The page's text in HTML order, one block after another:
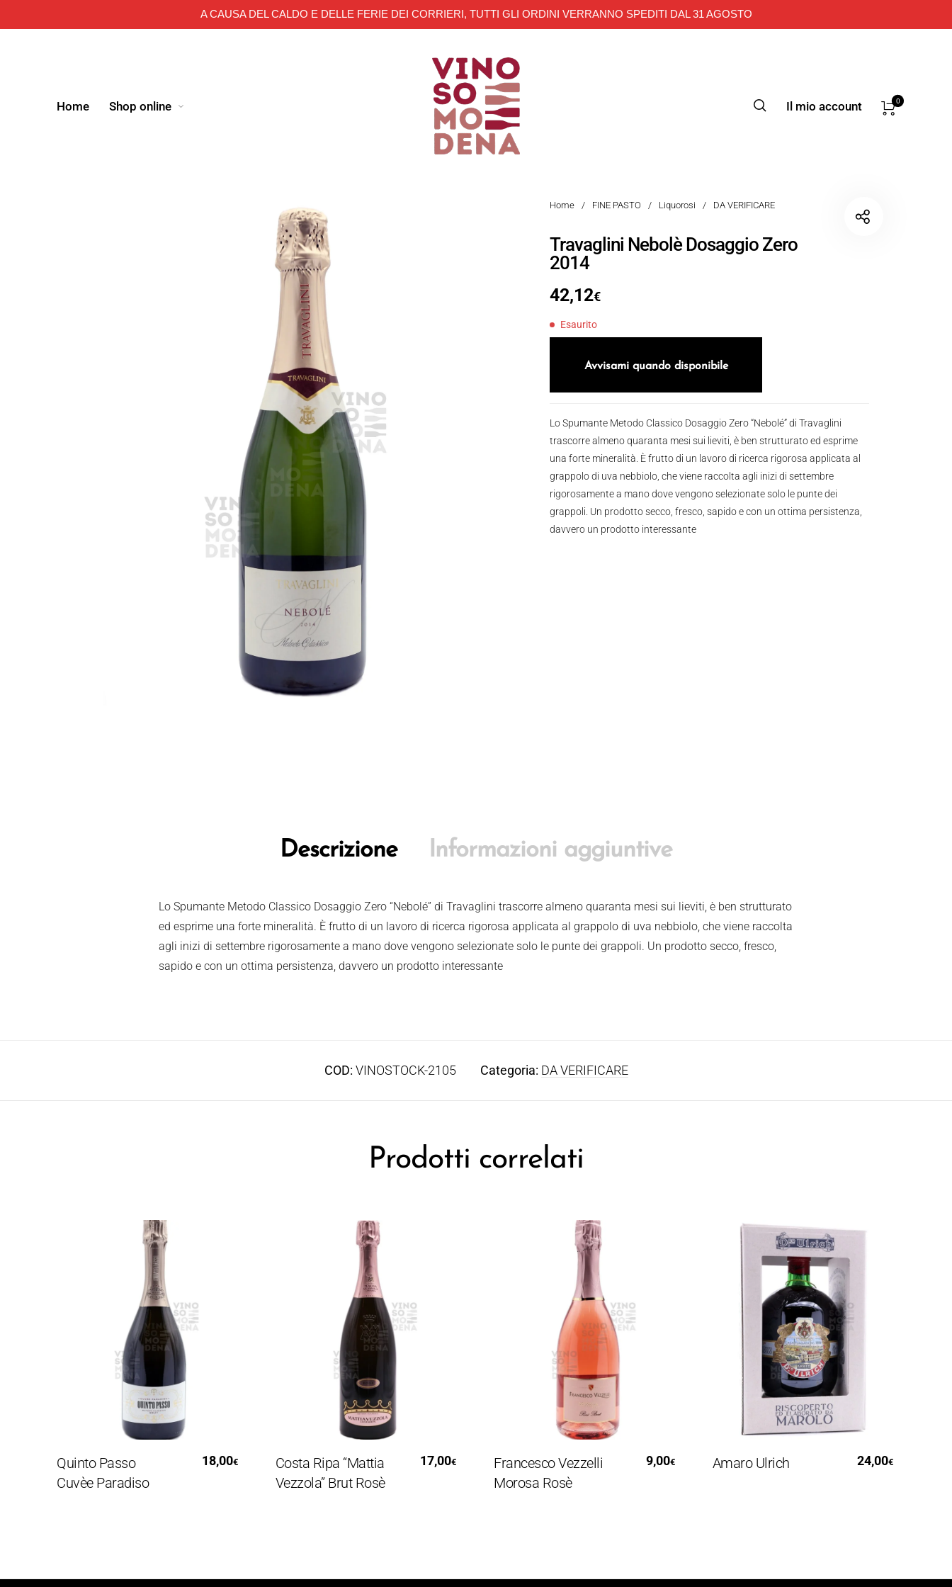
A CAUSA DEL CALDO E DELLE FERIE DEI CORRIERI, TUTTI GLI ORDINI VERRANNO SPEDITI DAL 31 AGOSTO
Home Shop online Il mio account 0
Home / FINE PASTO / Liquorosi / DA VERIFICARE
Travaglini Nebolè Dosaggio Zero
2014
42,12€
Esaurito
Avvisami quando disponibile
Lo Spumante Metodo Classico Dosaggio Zero “Nebolé” di Travaglini
trascorre almeno quaranta mesi sui lieviti, è ben strutturato ed esprime
una forte mineralità. È frutto di un lavoro di ricerca rigorosa applicata al
grappolo di uva nebbiolo, che viene raccolta agli inizi di settembre
rigorosamente a mano dove vengono selezionate solo le punte dei
grappoli. Un prodotto secco, fresco, sapido e con un ottima persistenza,
davvero un prodotto interessante
Descrizione Informazioni aggiuntive
Lo Spumante Metodo Classico Dosaggio Zero “Nebolé” di Travaglini trascorre almeno quaranta mesi sui lieviti, è ben strutturato
ed esprime una forte mineralità. È frutto di un lavoro di ricerca rigorosa applicata al grappolo di uva nebbiolo, che viene raccolta
agli inizi di settembre rigorosamente a mano dove vengono selezionate solo le punte dei grappoli. Un prodotto secco, fresco,
sapido e con un ottima persistenza, davvero un prodotto interessante
COD: VINOSTOCK-2105 Categoria: DA VERIFICARE
Prodotti correlati
Quinto Passo
Cuvèe Paradiso
18,00€
Costa Ripa “Mattia
Vezzola” Brut Rosè
17,00€
Francesco Vezzelli
Morosa Rosè
9,00€ Amaro Ulrich 24,00€